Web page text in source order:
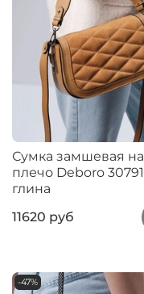
Сумка замшевая на
плечо Deboro 30791
глина
11620 руб
-47%